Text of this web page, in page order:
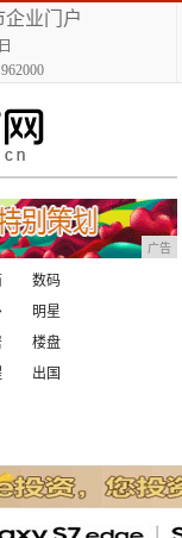
业门户
广告
数码
明星
楼盘
出国